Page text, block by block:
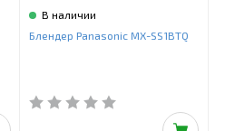
В наличии
Блендер Panasonic MX-SS1BTQ